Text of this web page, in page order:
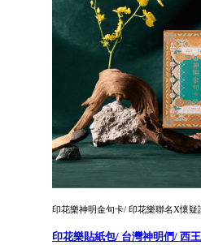
印花樂神明金句卡/ 印花樂聯名X懷疑
印花樂貼紙包/ 台灣神明們/ 西